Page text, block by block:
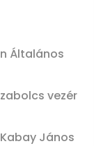
Általános
vezér
János